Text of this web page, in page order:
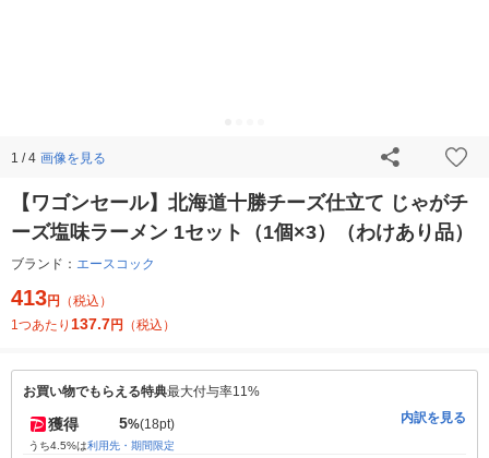
1 / 4 画像を見る
【ワゴンセール】北海道十勝チーズ仕立て じゃがチ
ーズ塩味ラーメン 1セット（1個×3）（わけあり品）
ブランド： エースコック
413円
（税込）
1つあたり 137.7円 （税込）
お買い物でもらえる特典最大付与率11%
獲得 5%(18pt)
うち4.5%は利用先・期間限定
内訳を見る